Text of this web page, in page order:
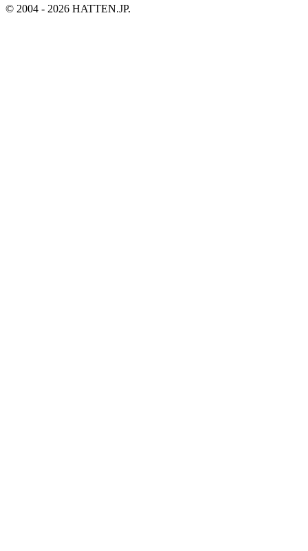
© 2004 - 2026 HATTEN.JP.